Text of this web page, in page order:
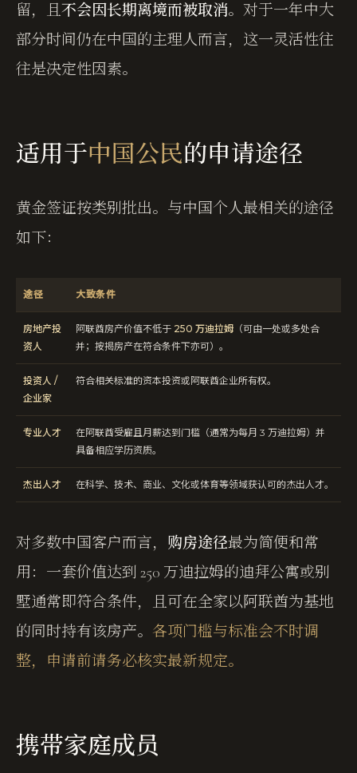
留，且不会因长期离境而被取消。对于一年中大
部分时间仍在中国的主理人而言，这一灵活性往
往是决定性因素。
适用于中国公民的申请途径
黄金签证按类别批出。与中国个人最相关的途径
如下：
途径 大致条件
房地产投
资人
阿联酋房产价值不低于 250 万迪拉姆 （可由一处或多处合
并；按揭房产在符合条件下亦可）。
投资人 /
企业家
符合相关标准的资本投资或阿联酋企业所有权。
专业人才
在阿联酋受雇且月薪达到门槛（通常为每月 3 万迪拉姆）并
具备相应学历资质。
杰出人才 在科学、技术、商业、文化或体育等领域获认可的杰出人才。
对多数中国客户而言， 购房途径最为简便和常
用：一套价值达到 250 万迪拉姆的迪拜公寓或别
墅通常即符合条件，且可在全家以阿联酋为基地
的同时持有该房产。 各项门槛与标准会不时调
整，申请前请务必核实最新规定。
携带家庭成员